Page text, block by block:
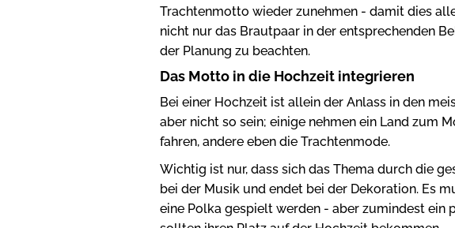
Trachtenmotto wieder zunehmen - damit dies
nicht nur das Brautpaar in der entsprechenden
der Planung zu beachten.
Das Motto in die Hochzeit integrieren
Bei einer Hochzeit ist allein der Anlass in den
aber nicht so sein; einige nehmen ein Land zum
fahren, andere eben die Trachtenmode.
Wichtig ist nur, dass sich das Thema durch die
bei der Musik und endet bei der Dekoration. Es
eine Polka gespielt werden - aber zumindest ein